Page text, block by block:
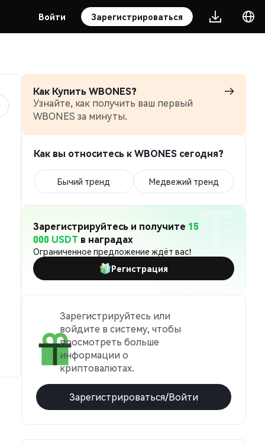
Войти Зарегистрироваться
Как Купить WBONES?
Узнайте, как получить ваш первый
WBONES за минуты.
Как вы относитесь к WBONES сегодня?
Бычий тренд Медвежий тренд
Зарегистрируйтесь и получите 15
000 USDT в наградах
Ограниченное предложение ждёт вас!
Регистрация
Зарегистрируйтесь или
войдите в систему, чтобы
просмотреть больше
информации о
криптовалютах.
Зарегистрироваться/Войти